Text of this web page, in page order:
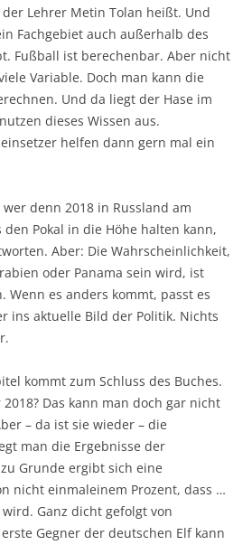
Lehrer Metin Tolan heißt. Und
Fachgebiet auch außerhalb des
Fußball ist berechenbar. Aber nicht
Variable. Doch man kann die
Und da liegt der Hase im
dieses Wissen aus.
helfen dann gern mal ein
denn 2018 in Russland am
Pokal in die Höhe halten kann,
Aber: Die Wahrscheinlichkeit,
oder Panama sein wird, ist
Wenn es anders kommt, passt es
ins aktuelle Bild der Politik. Nichts
kommt zum Schluss des Buches.
Das kann man doch gar nicht
– da ist sie wieder – die
man die Ergebnisse der
Grunde ergibt sich eine
nicht einmaleinem Prozent, dass …
Ganz dicht gefolgt von
Gegner der deutschen Elf kann